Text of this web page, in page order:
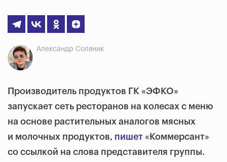
Александр Соляник
Производитель продуктов ГК «ЭФКО»
запускает сеть ресторанов на колесах с меню
на основе растительных аналогов мясных
и молочных продуктов, пишет «Коммерсант»
со ссылкой на слова представителя группы.